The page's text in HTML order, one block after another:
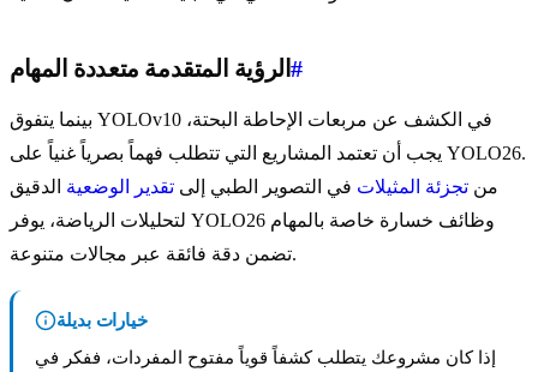
الرؤية المتقدمة متعددة المهام#
بينما يتفوق YOLOv10 في الكشف عن مربعات الإحاطة البحتة،
يجب أن تعتمد المشاريع التي تتطلب فهماً بصرياً غنياً على YOLO26.
من تجزئة المثيلات في التصوير الطبي إلى تقدير الوضعية الدقيق
لتحليلات الرياضة، يوفر YOLO26 وظائف خسارة خاصة بالمهام
تضمن دقة فائقة عبر مجالات متنوعة.
خيارات بديلة
إذا كان مشروعك يتطلب كشفاً قوياً مفتوح المفردات، ففكر في